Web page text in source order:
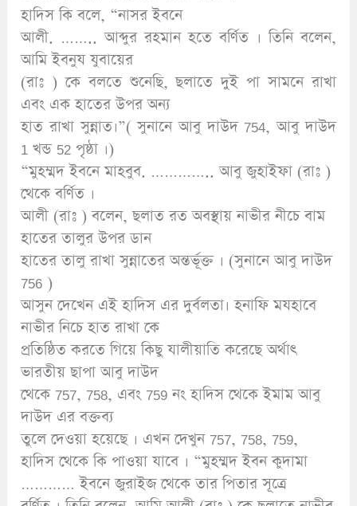
হাদিস কি বলে, “নাসর ইবনে
আলী. …….. আব্দুর রহমান হতে বর্ণিত । তিনি বলেন,
আমি ইবনুয যুবায়ের
(রাঃ ) কে বলতে শুনেছি, ছলাতে দুই পা সামনে রাখা
এবং এক হাতের উপর অন্য
হাত রাখা সুন্নাত।”( সুনানে আবু দাউদ 754, আবু দাউদ
1 খন্ড 52 পৃষ্ঠা ।)
“মুহম্মদ ইবনে মাহবুব. ………….. আবু জুহাইফা (রাঃ )
থেকে বর্ণিত ।
আলী (রাঃ ) বলেন, ছলাত রত অবস্থায় নাভীর নীচে বাম
হাতের তালুর উপর ডান
হাতের তালু রাখা সুন্নাতের অন্তর্ভূক্ত । (সুনানে আবু দাউদ
756 )
আসুন দেখেন এই হাদিস এর দুর্বলতা। হনাফি মযহাবে
নাভীর নিচে হাত রাখা কে
প্রতিষ্ঠিত করতে গিয়ে কিছু যালীয়াতি করেছে অর্থাৎ
ভারতীয় ছাপা আবু দাউদ
থেকে 757, 758, এবং 759 নং হাদিস থেকে ইমাম আবু
দাউদ এর বক্তব্য
তুলে দেওয়া হয়েছে । এখন দেখুন 757, 758, 759,
হাদিস থেকে কি পাওয়া যাবে । “মুহম্মদ ইবন কুদামা
………… ইবনে জুরাইজ থেকে তার পিতার সূত্রে